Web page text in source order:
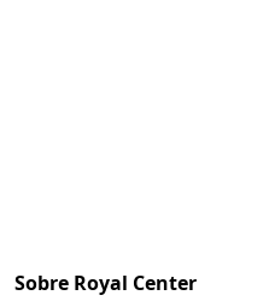
Sobre Royal Center